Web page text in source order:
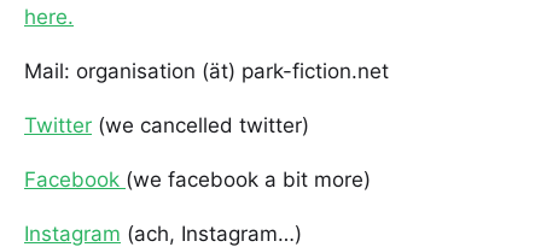
here.
Mail: organisation (ät) park-fiction.net
Twitter (we cancelled twitter)
Facebook (we facebook a bit more)
Instagram (ach, Instagram…)